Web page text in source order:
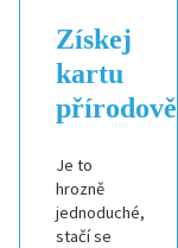
Získej
kartu
Je to
hrozně
jednoduché,
stačí se